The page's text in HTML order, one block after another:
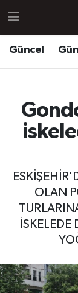
Güncel
OLAN
İSKELEDE